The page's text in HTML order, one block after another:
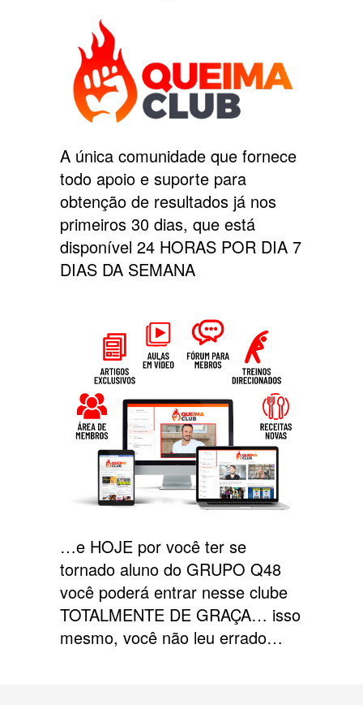
A única comunidade que fornece
todo apoio e suporte para
obtenção de resultados já nos
primeiros 30 dias, que está
disponível 24 HORAS POR DIA 7
DIAS DA SEMANA
…e HOJE por você ter se
tornado aluno do GRUPO Q48
você poderá entrar nesse clube
TOTALMENTE DE GRAÇA… isso
mesmo, você não leu errado…